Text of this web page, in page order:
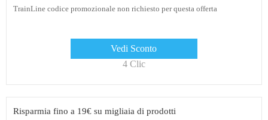
TrainLine codice promozionale non richiesto per questa offerta
Vedi Sconto
4 Clic
Risparmia fino a 19€ su migliaia di prodotti